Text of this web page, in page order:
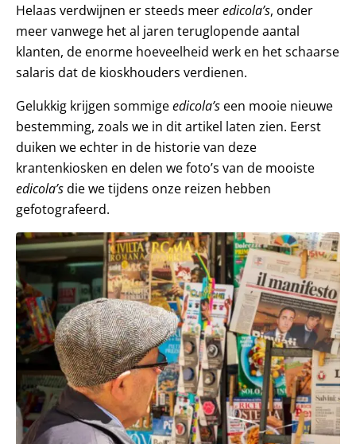
Helaas verdwijnen er steeds meeredicola’s, onder
meer vanwege het al jaren teruglopende aantal
klanten, de enorme hoeveelheid werk en het schaarse
salaris dat de kioskhouders verdienen.
Gelukkig krijgen sommigeedicola’s een mooie nieuwe
bestemming, zoals we in dit artikel laten zien. Eerst
duiken we echter in de historie van deze
krantenkiosken en delen we foto’s van de mooiste
edicola’sdie we tijdens onze reizen hebben
gefotografeerd.